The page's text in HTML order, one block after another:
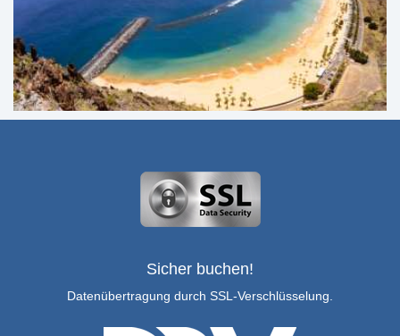
Sicher buchen!
Datenübertragung durch SSL-Verschlüsselung.